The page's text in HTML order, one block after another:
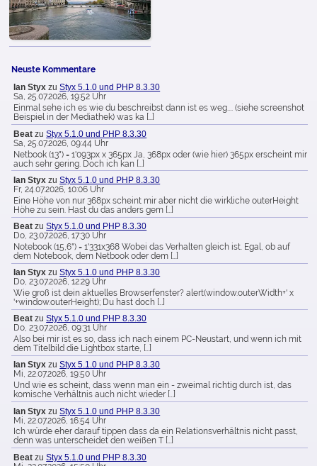
Neuste Kommentare
Ian Styx zuStyx 5.1.0 und PHP 8.3.30
Sa, 25.07.2026, 19:52 Uhr
Einmal sehe ich es wie du beschreibst dann ist es weg.... (siehe screenshot
Beispiel in der Mediathek) was ka […]
Beat zuStyx 5.1.0 und PHP 8.3.30
Sa, 25.07.2026, 09:44 Uhr
Netbook (13") = 1'093px x 365px Ja, 368px oder (wie hier) 365px erscheint mir
auch sehr gering. Doch ich kan […]
Ian Styx zuStyx 5.1.0 und PHP 8.3.30
Fr, 24.07.2026, 10:06 Uhr
Eine Höhe von nur 368px scheint mir aber nicht die wirkliche outerHeight
Höhe zu sein. Hast du das anders gem […]
Beat zuStyx 5.1.0 und PHP 8.3.30
Do, 23.07.2026, 17:30 Uhr
Notebook (15,6") = 1'331x368 Wobei das Verhalten gleich ist. Egal, ob auf
dem Notebook, dem Netbook oder dem […]
Ian Styx zuStyx 5.1.0 und PHP 8.3.30
Do, 23.07.2026, 12:29 Uhr
Wie groß ist dein aktuelles Browserfenster? alert(window.outerWidth+' x
'+window.outerHeight); Du hast doch […]
Beat zuStyx 5.1.0 und PHP 8.3.30
Do, 23.07.2026, 09:31 Uhr
Also bei mir ist es so, dass ich nach einem PC-Neustart, und wenn ich mit
dem Titelbild die Lightbox starte, […]
Ian Styx zuStyx 5.1.0 und PHP 8.3.30
Mi, 22.07.2026, 19:50 Uhr
Und wie es scheint, dass wenn man ein - zweimal richtig durch ist, das
komische Verhältnis auch nicht wieder […]
Ian Styx zuStyx 5.1.0 und PHP 8.3.30
Mi, 22.07.2026, 16:54 Uhr
Ich würde eher darauf tippen dass da ein Relationsverhältnis nicht passt,
denn was unterscheidet den weißen T […]
Beat zuStyx 5.1.0 und PHP 8.3.30